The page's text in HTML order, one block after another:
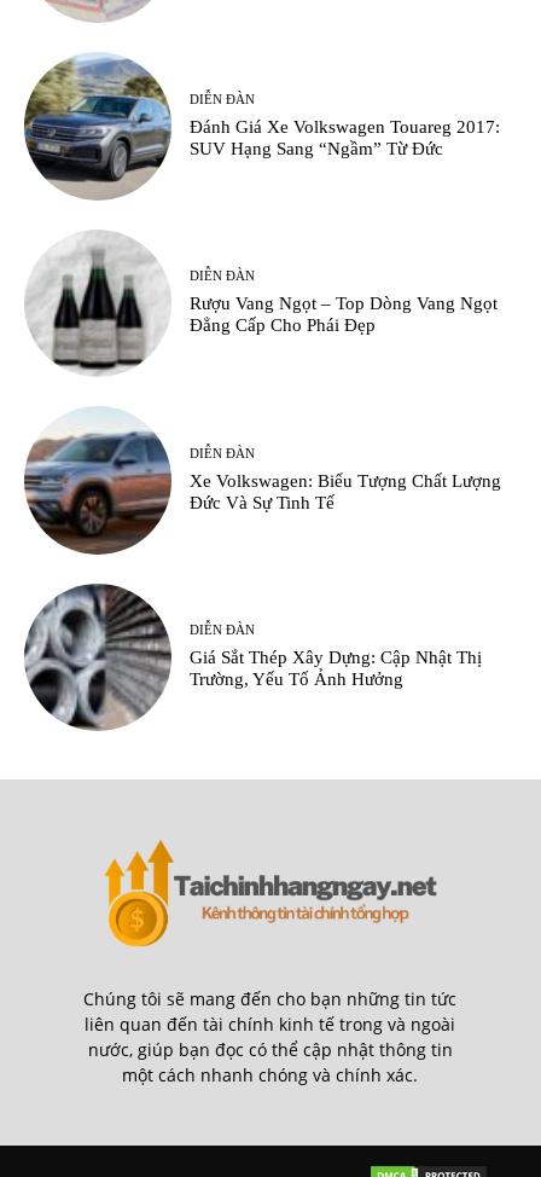
DIỄN ĐÀN
Đánh Giá Xe Volkswagen Touareg 2017:
SUV Hạng Sang “Ngầm” Từ Đức
DIỄN ĐÀN
Rượu Vang Ngọt – Top Dòng Vang Ngọt
Đẳng Cấp Cho Phái Đẹp
DIỄN ĐÀN
Xe Volkswagen: Biểu Tượng Chất Lượng
Đức Và Sự Tinh Tế
DIỄN ĐÀN
Giá Sắt Thép Xây Dựng: Cập Nhật Thị
Trường, Yếu Tố Ảnh Hưởng
Chúng tôi sẽ mang đến cho bạn những tin tức
liên quan đến tài chính kinh tế trong và ngoài
nước, giúp bạn đọc có thể cập nhật thông tin
một cách nhanh chóng và chính xác.